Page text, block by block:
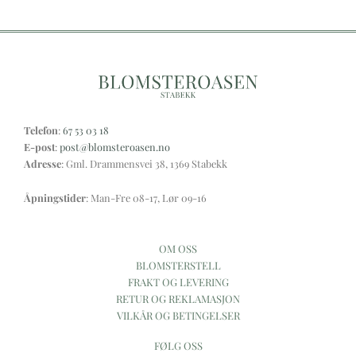
Telefon:67 53 03 18
E-post:post@blomsteroasen.no
Adresse: Gml. Drammensvei 38, 1369 Stabekk
Åpningstider: Man-Fre 08-17, Lør 09-16
OM OSS
BLOMSTERSTELL
FRAKT OG LEVERING
RETUR OG REKLAMASJON
VILKÅR OG BETINGELSER
FØLG OSS